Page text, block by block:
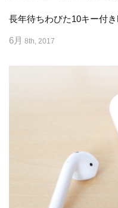
長年待ちわびた10キー付
6月 8th, 2017